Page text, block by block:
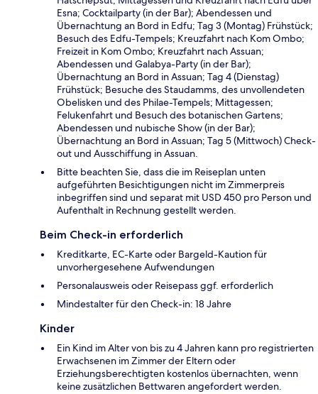
Esna; Cocktailparty (in der Bar); Abendessen und
Übernachtung an Bord in Edfu; Tag 3 (Montag) Frühstück;
Besuch des Edfu-Tempels; Kreuzfahrt nach Kom Ombo;
Freizeit in Kom Ombo; Kreuzfahrt nach Assuan;
Abendessen und Galabya-Party (in der Bar);
Übernachtung an Bord in Assuan; Tag 4 (Dienstag)
Frühstück; Besuche des Staudamms, des unvollendeten
Obelisken und des Philae-Tempels; Mittagessen;
Felukenfahrt und Besuch des botanischen Gartens;
Abendessen und nubische Show (in der Bar);
Übernachtung an Bord in Assuan; Tag 5 (Mittwoch) Check-
out und Ausschiffung in Assuan.
Bitte beachten Sie, dass die im Reiseplan unten
aufgeführten Besichtigungen nicht im Zimmerpreis
inbegriffen sind und separat mit USD 450 pro Person und
Aufenthalt in Rechnung gestellt werden.
Beim Check-in erforderlich
Kreditkarte, EC-Karte oder Bargeld-Kaution für
unvorhergesehene Aufwendungen
Personalausweis oder Reisepass ggf. erforderlich
Mindestalter für den Check-in: 18 Jahre
Kinder
Ein Kind im Alter von bis zu 4 Jahren kann pro registrierten
Erwachsenen im Zimmer der Eltern oder
Erziehungsberechtigten kostenlos übernachten, wenn
keine zusätzlichen Bettwaren angefordert werden.